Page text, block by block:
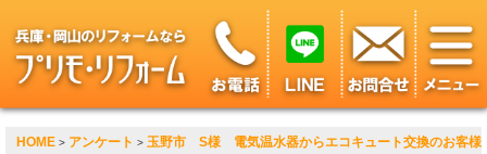
HOME > アンケート > 玉野市 S様 電気温水器からエコキュート交換のお客様